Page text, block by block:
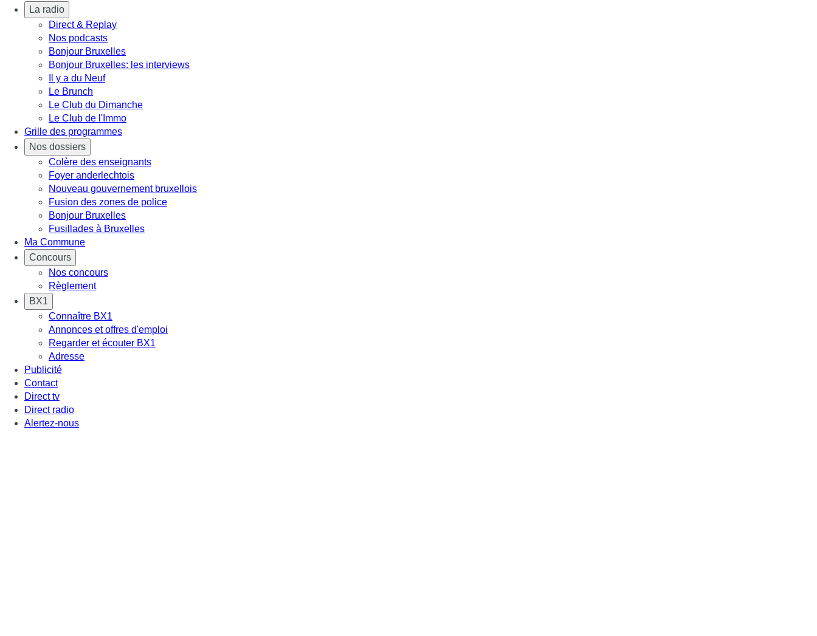
La radio
Direct & Replay
Nos podcasts
Bonjour Bruxelles
Bonjour Bruxelles: les interviews
Il y a du Neuf
Le Brunch
Le Club du Dimanche
Le Club de l'Immo
Grille des programmes
Nos dossiers
Colère des enseignants
Foyer anderlechtois
Nouveau gouvernement bruxellois
Fusion des zones de police
Bonjour Bruxelles
Fusillades à Bruxelles
Ma Commune
Concours
Nos concours
Règlement
BX1
Connaître BX1
Annonces et offres d'emploi
Regarder et écouter BX1
Adresse
Publicité
Contact
Direct tv
Direct radio
Alertez-nous